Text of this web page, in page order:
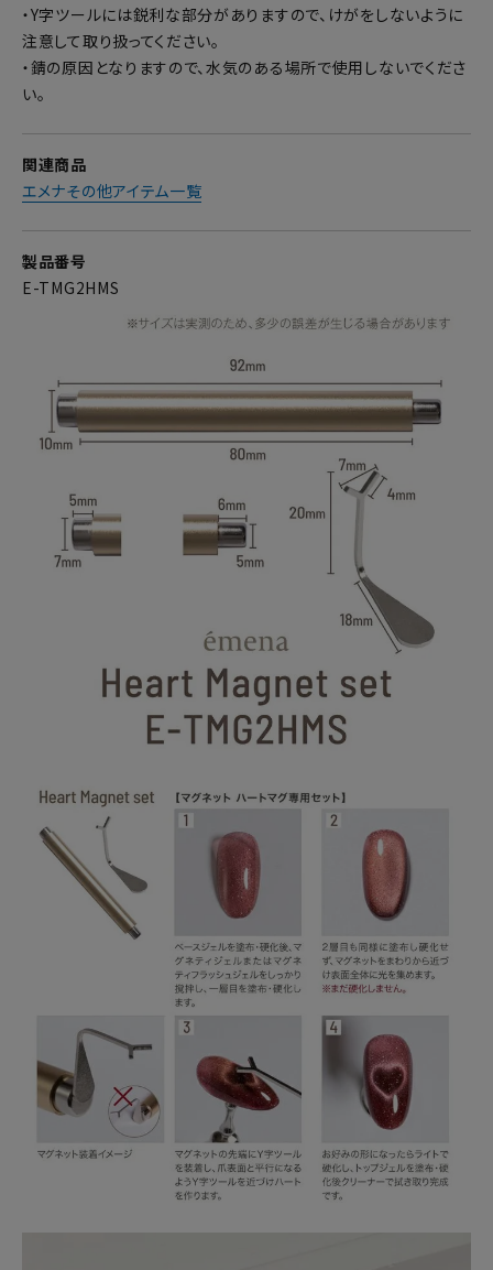
・Y字ツールには鋭利な部分がありますので、けがをしないように
注意して取り扱ってください。
・錆の原因となりますので、水気のある場所で使用しないでくださ
い。
関連商品
エメナその他アイテム一覧
製品番号
E-TMG2HMS